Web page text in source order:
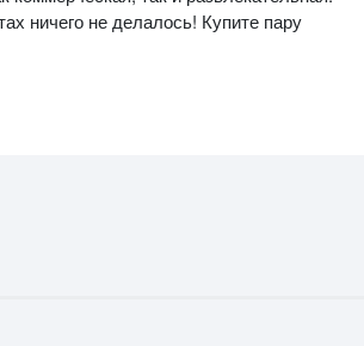
ничего не делалось! Купите пару